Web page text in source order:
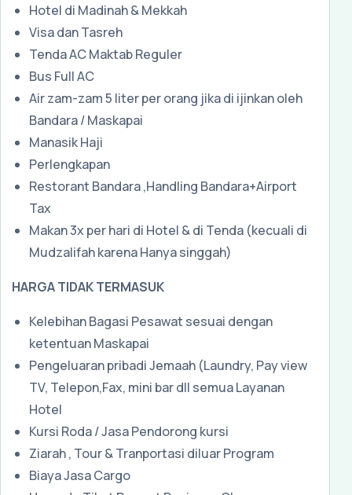
Hotel di Madinah & Mekkah
Visa dan Tasreh
Tenda AC Maktab Reguler
Bus Full AC
Air zam-zam 5 liter per orang jika di ijinkan oleh
Bandara / Maskapai
Manasik Haji
Perlengkapan
Restorant Bandara ,Handling Bandara+Airport
Tax
Makan 3x per hari di Hotel & di Tenda (kecuali di
Mudzalifah karena Hanya singgah)
HARGA TIDAK TERMASUK
Kelebihan Bagasi Pesawat sesuai dengan
ketentuan Maskapai
Pengeluaran pribadi Jemaah (Laundry, Pay view
TV, Telepon,Fax, mini bar dll semua Layanan
Hotel
Kursi Roda / Jasa Pendorong kursi
Ziarah , Tour & Tranportasi diluar Program
Biaya Jasa Cargo